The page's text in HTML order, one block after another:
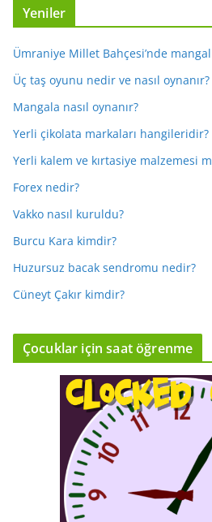
Yeniler
Ümraniye Millet Bahçesi’nde mangal
Üç taş oyunu nedir ve nasıl oynanır?
Mangala nasıl oynanır?
Yerli çikolata markaları hangileridir?
Yerli kalem ve kırtasiye malzemesi
Forex nedir?
Vakko nasıl kuruldu?
Burcu Kara kimdir?
Huzursuz bacak sendromu nedir?
Cüneyt Çakır kimdir?
Çocuklar için saat öğrenme